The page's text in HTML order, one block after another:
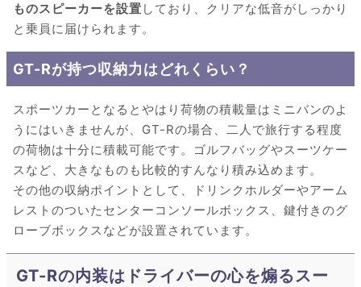
ものスピーカーを設置 しており、クリアな低音がしっかり
と乗員に届けられます。
GT-Rが持つ収納力はどれくらい？
スポーツカーとなるとやはり荷物の積載量はミニバンのよ
うにはいきませんが、GT-Rの場合、二人で旅行する程度
の荷物は十分に積載可能です。ゴルフバッグやスーツケー
スなど、大きなものも比較的すんなり積み込めます。
その他の収納ポイントとして、ドリンクホルダーやアーム
レストのついたセンターコンソールボックス、鍵付きのグ
ローブボックスなどが設置されています。
GT-Rの内装はドライバーの心を煽るスー